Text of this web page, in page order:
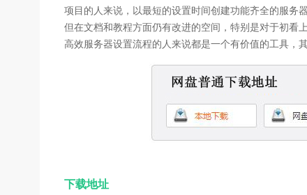
项目的人来说，以最短的设置时间创建功能齐全的服务
但在文档和教程方面仍有改进的空间，特别是对于初看
高效服务器设置流程的人来说都是一个有价值的工具，
下载地址